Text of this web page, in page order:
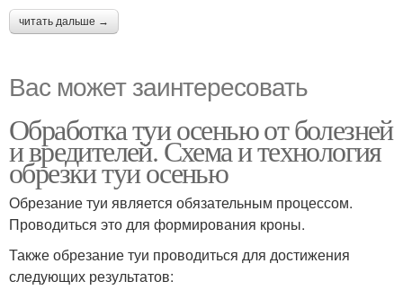
читать дальше →
Вас может заинтересовать
Обработка туи осенью от болезней
и вредителей. Схема и технология
обрезки туи осенью
Обрезание туи является обязательным процессом.
Проводиться это для формирования кроны.
Также обрезание туи проводиться для достижения
следующих результатов: